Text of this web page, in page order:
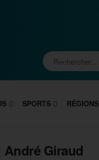
SPORTS RÉGIONS
André Giraud